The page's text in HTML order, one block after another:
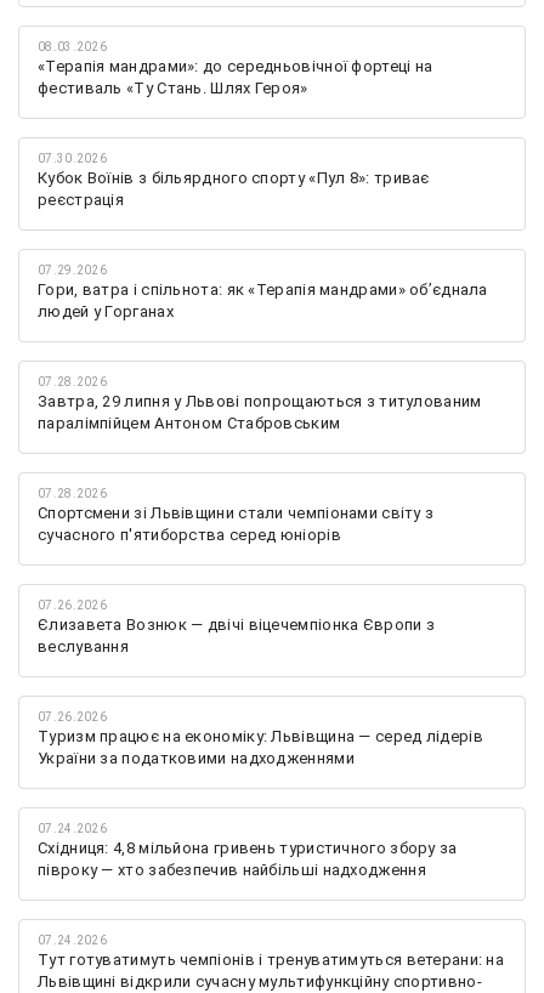
08.03.2026
«Терапія мандрами»: до середньовічної фортеці на
фестиваль «Ту Стань. Шлях Героя»
07.30.2026
Кубок Воїнів з більярдного спорту «Пул 8»: триває
реєстрація
07.29.2026
Гори, ватра і спільнота: як «Терапія мандрами» об’єднала
людей у Горганах
07.28.2026
Завтра, 29 липня у Львові попрощаються з титулованим
паралімпійцем Антоном Стабровським
07.28.2026
Спортсмени зі Львівщини стали чемпіонами світу з
сучасного п'ятиборства серед юніорів
07.26.2026
Єлизавета Вознюк — двічі віцечемпіонка Європи з
веслування
07.26.2026
Туризм працює на економіку: Львівщина — серед лідерів
України за податковими надходженнями
07.24.2026
Східниця: 4,8 мільйона гривень туристичного збору за
півроку — хто забезпечив найбільші надходження
07.24.2026
Тут готуватимуть чемпіонів і тренуватимуться ветерани: на
Львівщині відкрили сучасну мультифункційну спортивно-